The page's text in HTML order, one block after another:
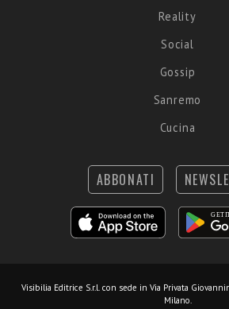
Reality
Social
Gossip
Sanremo
Cucina
ABBONATI
Visibilia Editrice S.r.l. con sede in Via Privata
Milano.